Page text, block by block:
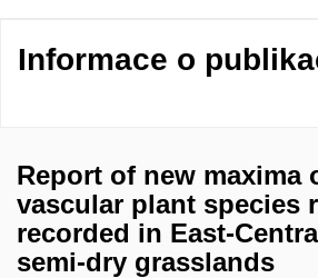
Informace o
Report of new maxima
vascular plant species
recorded in East-
semi-dry grasslands